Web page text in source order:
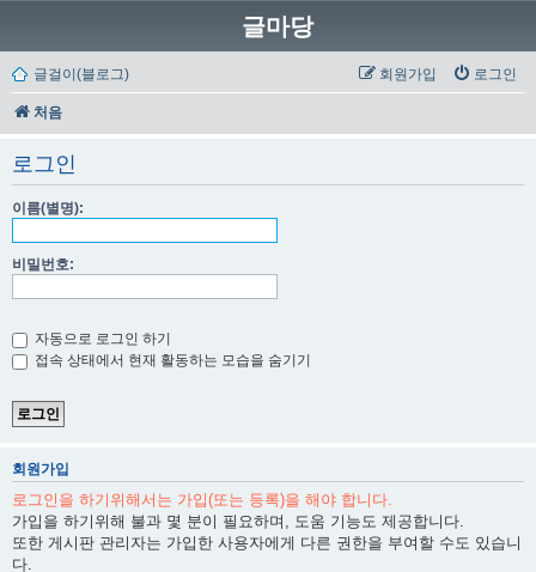
글마당
글걸이(블로그) 로그인
회원가입
처음
로그인
이름(별명):
비밀번호:
자동으로 로그인 하기
접속 상태에서 현재 활동하는 모습을 숨기기
회원가입
로그인을 하기위해서는 가입(또는 등록)을 해야 합니다.
가입을 하기위해 불과 몇 분이 필요하며, 도움 기능도 제공합니다.
또한 게시판 관리자는 가입한 사용자에게 다른 권한을 부여할 수도 있습니
다.